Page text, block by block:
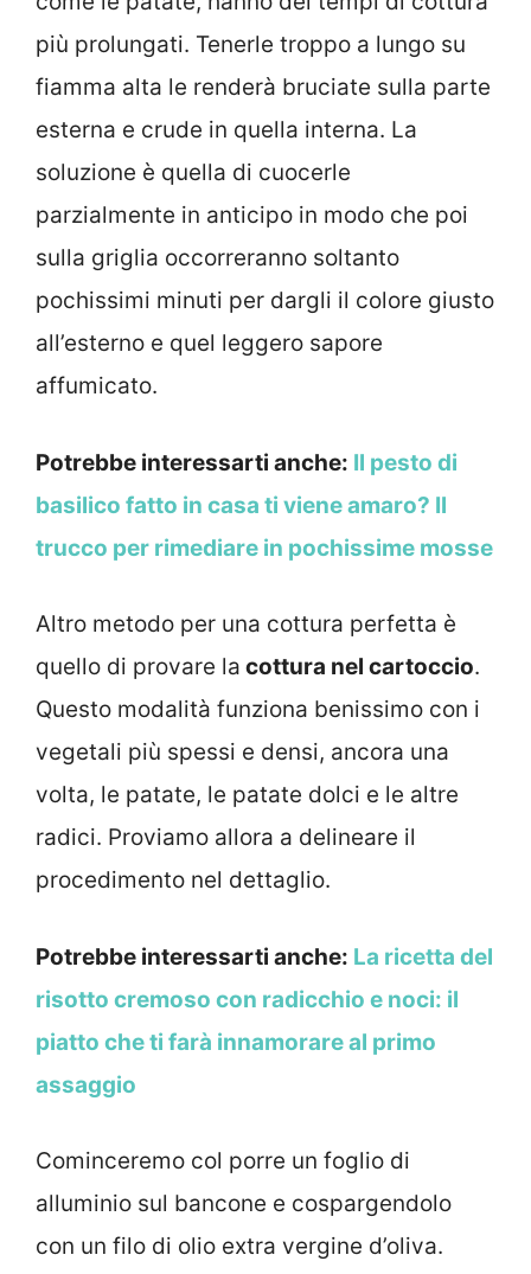
più prolungati. Tenerle troppo a lungo su
fiamma alta le renderà bruciate sulla parte
esterna e crude in quella interna. La
soluzione è quella di cuocerle
parzialmente in anticipo in modo che poi
sulla griglia occorreranno soltanto
pochissimi minuti per dargli il colore giusto
all’esterno e quel leggero sapore
affumicato.
Potrebbe interessarti anche: Il pesto di
basilico fatto in casa ti viene amaro? Il
trucco per rimediare in pochissime mosse
Altro metodo per una cottura perfetta è
quello di provare la cottura nel cartoccio.
Questo modalità funziona benissimo con i
vegetali più spessi e densi, ancora una
volta, le patate, le patate dolci e le altre
radici. Proviamo allora a delineare il
procedimento nel dettaglio.
Potrebbe interessarti anche: La ricetta del
risotto cremoso con radicchio e noci: il
piatto che ti farà innamorare al primo
assaggio
Cominceremo col porre un foglio di
alluminio sul bancone e cospargendolo
con un filo di olio extra vergine d’oliva.